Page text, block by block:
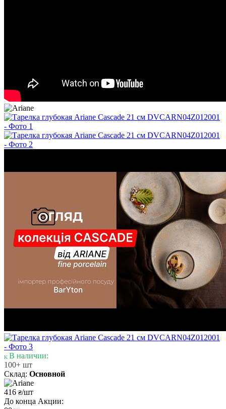
В наличии:
100+ шт
Склад: Основной
416 ₴/шт
До конца Акции: